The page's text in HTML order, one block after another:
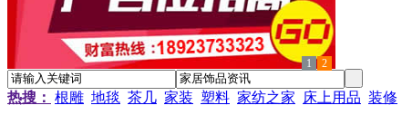
1 2
热搜： 根雕 地毯 茶几 家装 塑料 家纺之家 床上用品 装修